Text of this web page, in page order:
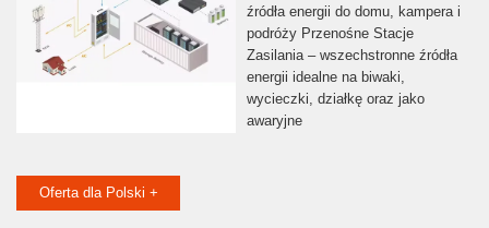
źródła energii do domu, kampera i
podróży Przenośne Stacje
Zasilania – wszechstronne źródła
energii idealne na biwaki,
wycieczki, działkę oraz jako
awaryjne
Oferta dla Polski +